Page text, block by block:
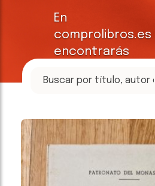
En
comprolibros.es
encontrarás
tesoros